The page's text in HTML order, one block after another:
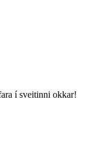
í sveitinni okkar!